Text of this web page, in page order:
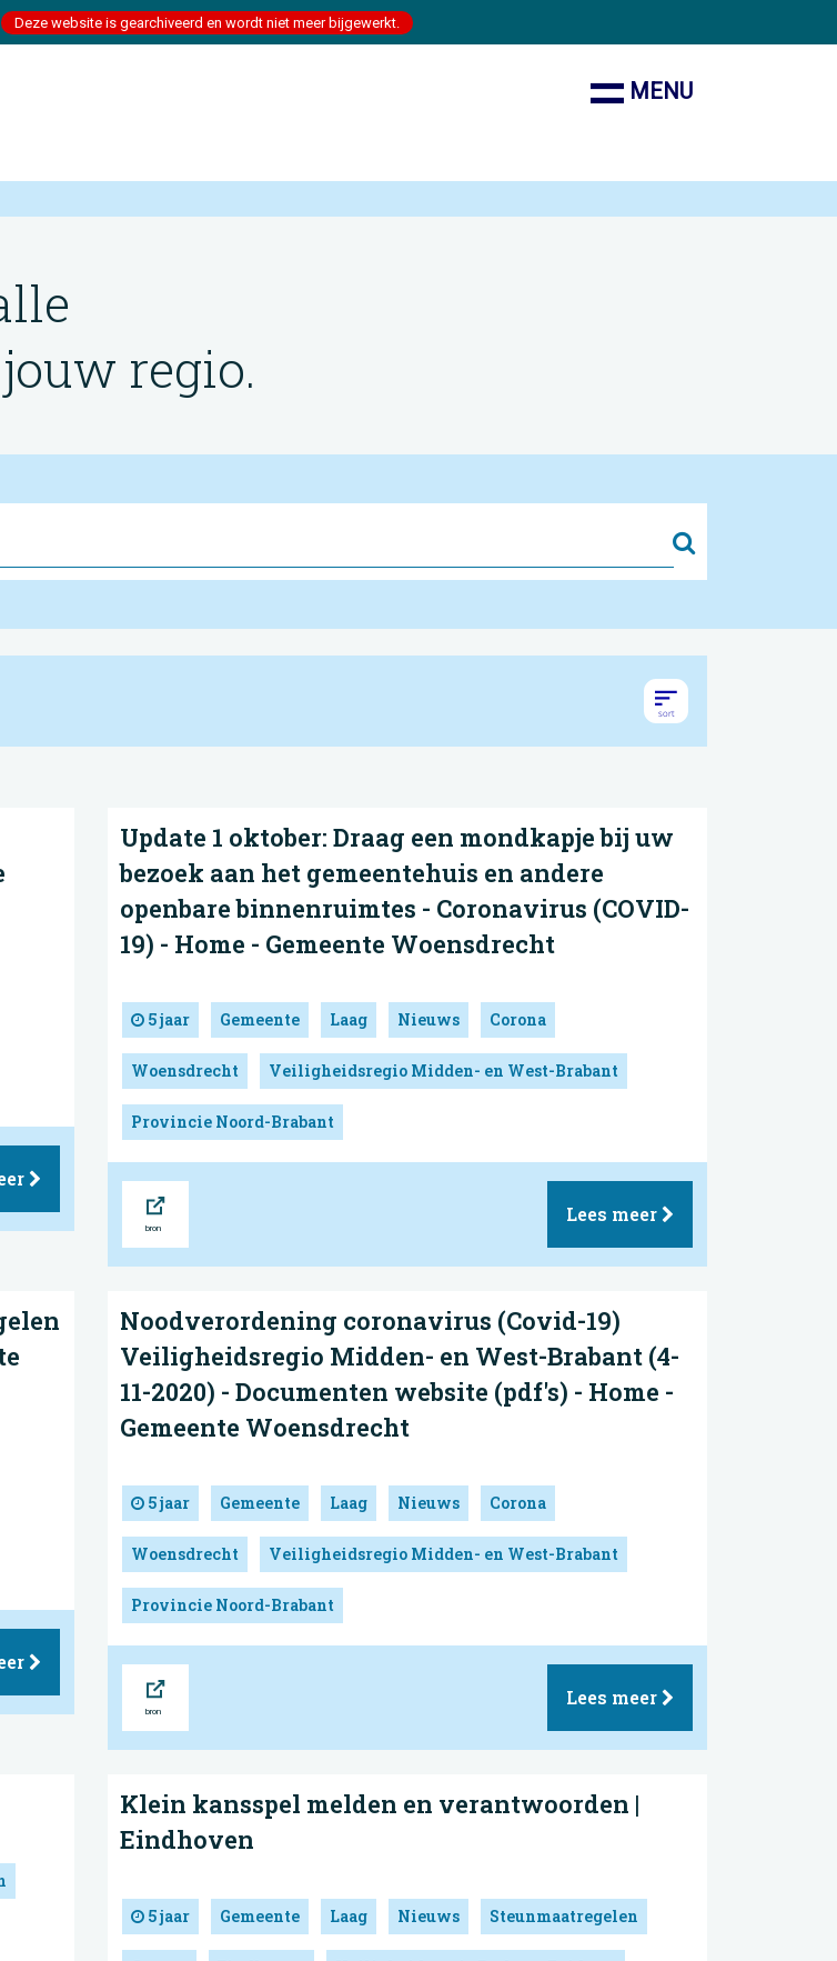
Deze website is gearchiveerd en wordt niet meer bijgewerkt.
MENU
regio.
Zoek
Update 1 oktober: Draag een mondkapje bij uw
bezoek aan het gemeentehuis en andere
openbare binnenruimtes - Coronavirus (COVID-
19) - Home - Gemeente Woensdrecht
5 jaar Gemeente Laag Nieuws Corona
Woensdrecht Veiligheidsregio Midden- en West-Brabant
Provincie Noord-Brabant
Lees meer
Noodverordening coronavirus (Covid-19)
Veiligheidsregio Midden- en West-Brabant (4-
11-2020) - Documenten website (pdf's) - Home -
Gemeente Woensdrecht
5 jaar Gemeente Laag Nieuws Corona
Woensdrecht Veiligheidsregio Midden- en West-Brabant
Provincie Noord-Brabant
Lees meer
Klein kansspel melden en verantwoorden |
Eindhoven
5 jaar Gemeente Laag Nieuws Steunmaatregelen